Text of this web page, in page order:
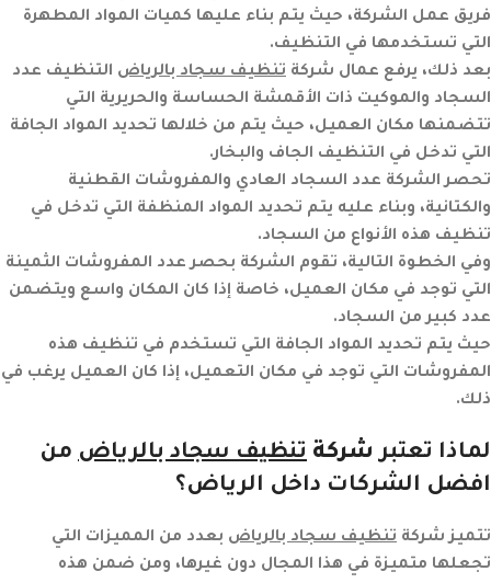
فريق عمل الشركة، حيث يتم بناء عليها كميات المواد المطهرة
التي تستخدمها في التنظيف.
بعد ذلك، يرفع عمال شركة تنظيف سجاد بالرياض التنظيف عدد
السجاد والموكيت ذات الأقمشة الحساسة والحريرية التي
تتضمنها مكان العميل، حيث يتم من خلالها تحديد المواد الجافة
التي تدخل في التنظيف الجاف والبخار.
تحصر الشركة عدد السجاد العادي والمفروشات القطنية
والكتانية، وبناء عليه يتم تحديد المواد المنظفة التي تدخل في
تنظيف هذه الأنواع من السجاد.
وفي الخطوة التالية، تقوم الشركة بحصر عدد المفروشات الثمينة
التي توجد في مكان العميل، خاصة إذا كان المكان واسع ويتضمن
عدد كبير من السجاد.
حيث يتم تحديد المواد الجافة التي تستخدم في تنظيف هذه
المفروشات التي توجد في مكان التعميل، إذا كان العميل يرغب في
ذلك.
لماذا تعتبر شركة تنظيف سجاد بالرياض من
افضل الشركات داخل الرياض؟
تتميز شركة تنظيف سجاد بالرياض بعدد من المميزات التي
تجعلها متميزة في هذا المجال دون غيرها، ومن ضمن هذه